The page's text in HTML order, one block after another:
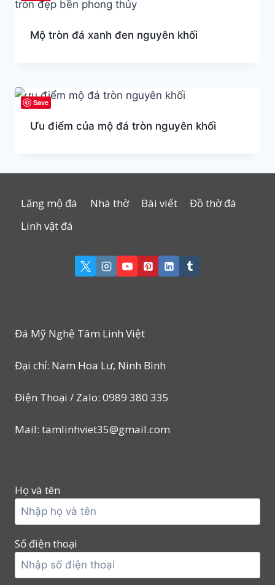
Mộ tròn đá xanh đen nguyên khối
Save
Ưu điểm của mộ đá tròn nguyên khối
Lăng mộ đá Nhà thờ Bài viết
Đồ thờ đá
Linh vật đá
Đá Mỹ Nghệ Tâm Linh Việt
Đại chỉ: Nam Hoa Lư, Ninh Bình
Điện Thoại / Zalo: 0989 380 335
Mail: tamlinhviet35@gmail.com
Họ và tên
Số điện thoại